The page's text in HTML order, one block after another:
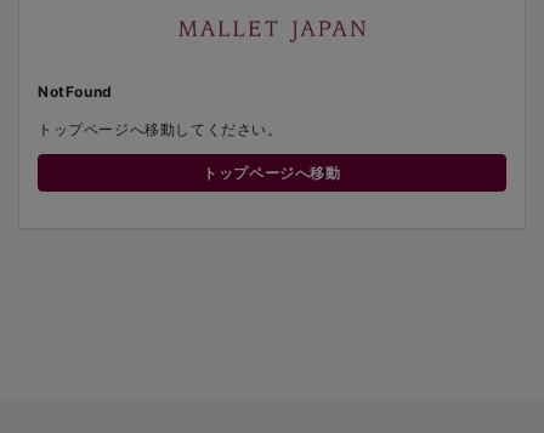
NotFound
トップページへ移動してください。
トップページへ移動